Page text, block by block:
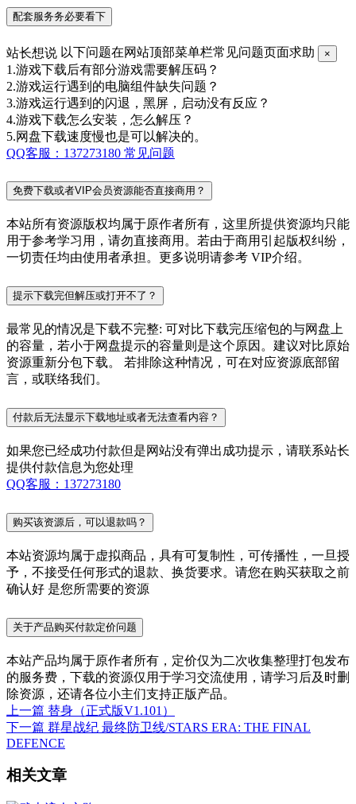
配套服务务必要看下
站长想说 以下问题在网站顶部菜单栏常见问题页面求助 ×
1.游戏下载后有部分游戏需要解压码？
2.游戏运行遇到的电脑组件缺失问题？
3.游戏运行遇到的闪退，黑屏，启动没有反应？
4.游戏下载怎么安装，怎么解压？
5.网盘下载速度慢也是可以解决的。
QQ客服：137273180 常见问题
免费下载或者VIP会员资源能否直接商用？
本站所有资源版权均属于原作者所有，这里所提供资源均只能
用于参考学习用，请勿直接商用。若由于商用引起版权纠纷，
一切责任均由使用者承担。更多说明请参考 VIP介绍。
提示下载完但解压或打开不了？
最常见的情况是下载不完整: 可对比下载完压缩包的与网盘上
的容量，若小于网盘提示的容量则是这个原因。建议对比原始
资源重新分包下载。 若排除这种情况，可在对应资源底部留
言，或联络我们。
付款后无法显示下载地址或者无法查看内容？
如果您已经成功付款但是网站没有弹出成功提示，请联系站长
提供付款信息为您处理
QQ客服：137273180
购买该资源后，可以退款吗？
本站资源均属于虚拟商品，具有可复制性，可传播性，一旦授
予，不接受任何形式的退款、换货要求。请您在购买获取之前
确认好 是您所需要的资源
关于产品购买付款定价问题
本站产品均属于原作者所有，定价仅为二次收集整理打包发布
的服务费，下载的资源仅用于学习交流使用，请学习后及时删
除资源，还请各位小主们支持正版产品。
上一篇 替身（正式版V1.101）
下一篇 群星战纪 最终防卫线/STARS ERA: THE FINAL
DEFENCE
相关文章